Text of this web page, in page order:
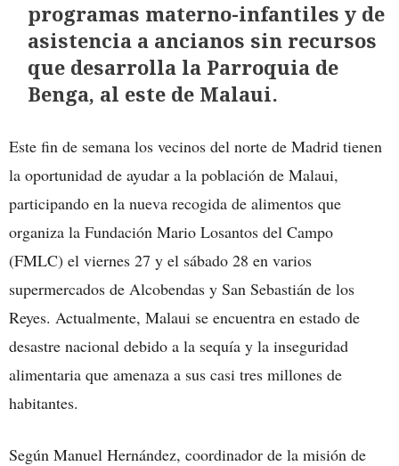
programas materno-infantiles y de
asistencia a ancianos sin recursos
que desarrolla la Parroquia de
Benga, al este de Malaui.
Este fin de semana los vecinos del norte de Madrid tienen
la oportunidad de ayudar a la población de Malaui,
participando en la nueva recogida de alimentos que
organiza la Fundación Mario Losantos del Campo
(FMLC) el viernes 27 y el sábado 28 en varios
supermercados de Alcobendas y San Sebastián de los
Reyes. Actualmente, Malaui se encuentra en estado de
desastre nacional debido a la sequía y la inseguridad
alimentaria que amenaza a sus casi tres millones de
habitantes.
Según Manuel Hernández, coordinador de la misión de